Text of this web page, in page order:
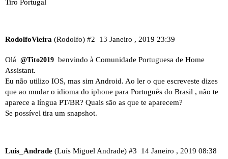
Tiro Portugal
RodolfoVieira (Rodolfo) 13 Janeiro , 2019 23:39
#2
Olá @Tito2019 benvindo à Comunidade Portuguesa de Home
Assistant.
Eu não utilizo IOS, mas sim Android. Ao ler o que escreveste dizes
que ao mudar o idioma do iphone para Português do Brasil , não te
aparece a língua PT/BR? Quais são as que te aparecem?
Se possível tira um snapshot.
Luis_Andrade (Luís Miguel Andrade) 14 Janeiro , 2019 08:38
#3